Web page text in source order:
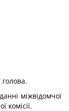
голова.
міжвідомчої
комісії.